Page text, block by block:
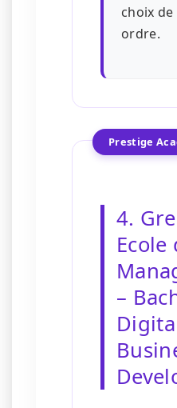
choix
ordre.
Prestige
4.
Ecole
–